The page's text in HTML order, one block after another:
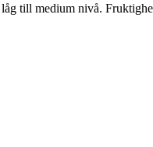
till medium nivå.